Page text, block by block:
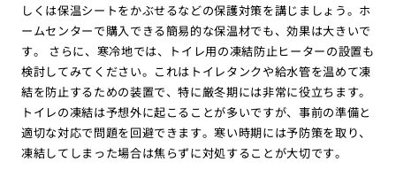
しくは保温シートをかぶせるなどの保護対策を講じましょう。ホ
ームセンターで購入できる簡易的な保温材でも、効果は大きいで
す。 さらに、寒冷地では、トイレ用の凍結防止ヒーターの設置も
検討してみてください。これはトイレタンクや給水管を温めて凍
結を防止するための装置で、特に厳冬期には非常に役立ちます。
トイレの凍結は予想外に起こることが多いですが、事前の準備と
適切な対応で問題を回避できます。寒い時期には予防策を取り、
凍結してしまった場合は焦らずに対処することが大切です。